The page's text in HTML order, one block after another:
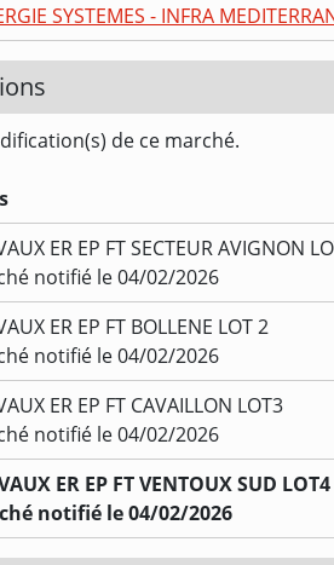
SYSTEMES - INFRA
de ce marché.
ER EP FT SECTEUR AVIGNON
notifié le 04/02/2026
ER EP FT BOLLENE LOT 2
notifié le 04/02/2026
ER EP FT CAVAILLON LOT3
notifié le 04/02/2026
ER EP FT VENTOUX SUD LOT4
notifié le 04/02/2026